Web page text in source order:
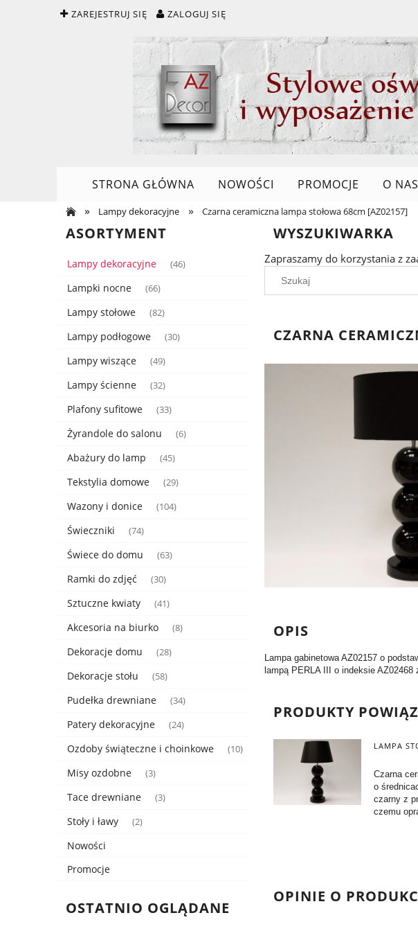
ZAREJESTRUJ SIĘ ZALOGUJ SIĘ
STRONA GŁÓWNA NOWOŚCI PROMOCJE O NAS
» Lampy dekoracyjne » Czarna ceramiczna lampa stołowa 68cm [AZ02157]
ASORTYMENT
Lampy dekoracyjne (46)
Lampki nocne (66)
Lampy stołowe (82)
Lampy podłogowe (30)
Lampy wiszące (49)
Lampy ścienne (32)
Plafony sufitowe (33)
Żyrandole do salonu (6)
Abażury do lamp (45)
Tekstylia domowe (29)
Wazony i donice (104)
Świeczniki (74)
Świece do domu (63)
Ramki do zdjęć (30)
Sztuczne kwiaty (41)
Akcesoria na biurko (8)
Dekoracje domu (28)
Dekoracje stołu (58)
Pudełka drewniane (34)
Patery dekoracyjne (24)
Ozdoby świąteczne i choinkowe (10)
Misy ozdobne (3)
Tace drewniane (3)
Stoły i ławy (2)
Nowości
Promocje
OSTATNIO OGLĄDANE
WYSZUKIWARKA
Zapraszamy do korzystania z
CZARNA
OPIS
Lampa gabinetowa AZ02157 o
lampą PERLA III o indeksie
PRODUKTY
LAMPA
Czarna
o
czarny z
czemu
OPINIE O